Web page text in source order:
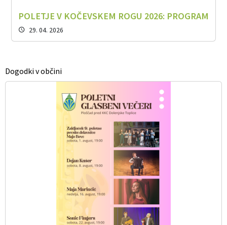
POLETJE V KOČEVSKEM ROGU 2026: PROGRAM
29. 04. 2026
Dogodki v občini